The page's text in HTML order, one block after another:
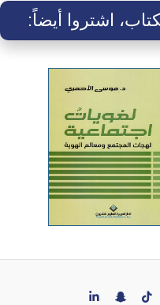
اشتروا أيضاً: